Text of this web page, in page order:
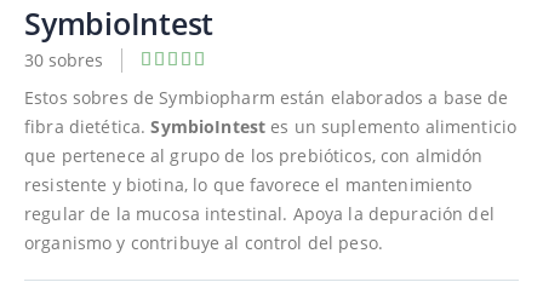
comienzo
de
la
galería
de
imágenes
SymbioIntest
30 sobres Valoración:
Estos sobres de Symbiopharm están elaborados a base de
fibra dietética.SymbioIntest es un suplemento alimenticio
que pertenece al grupo de los prebióticos, con almidón
resistente y biotina, lo que favorece el mantenimiento
regular de la mucosa intestinal. Apoya la depuración del
organismo y contribuye al control del peso.